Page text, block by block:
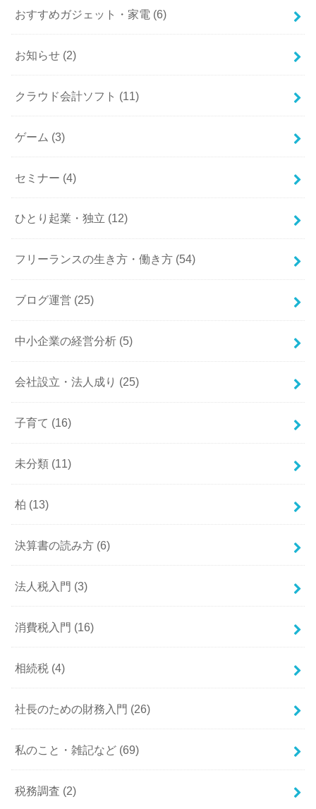
おすすめガジェット・家電 (6)
お知らせ (2)
クラウド会計ソフト (11)
ゲーム (3)
セミナー (4)
ひとり起業・独立 (12)
フリーランスの生き方・働き方 (54)
ブログ運営 (25)
中小企業の経営分析 (5)
会社設立・法人成り (25)
子育て (16)
未分類 (11)
柏 (13)
決算書の読み方 (6)
法人税入門 (3)
消費税入門 (16)
相続税 (4)
社長のための財務入門 (26)
私のこと・雑記など (69)
税務調査 (2)